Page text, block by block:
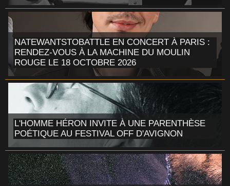
NATEWANTSTOBATTLE EN CONCERT À PARIS :
RENDEZ-VOUS À LA MACHINE DU MOULIN
ROUGE LE 18 OCTOBRE 2026
L'HOMME HÉRON INVITE À UNE PARENTHÈSE
POÉTIQUE AU FESTIVAL OFF D'AVIGNON